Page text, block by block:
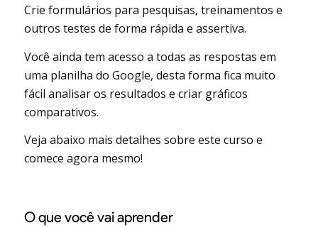
Crie formulários para pesquisas, treinamentos e
outros testes de forma rápida e assertiva.
Você ainda tem acesso a todas as respostas em
uma planilha do Google, desta forma fica muito
fácil analisar os resultados e criar gráficos
comparativos.
Veja abaixo mais detalhes sobre este curso e
comece agora mesmo!
O que você vai aprender